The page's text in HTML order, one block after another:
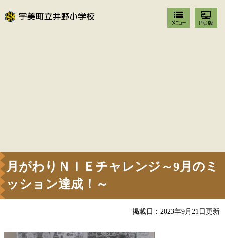
月がわりＮＩＥチャレンジ～9月のミ
ッション達成！～
掲載日：2023年9月21日更新